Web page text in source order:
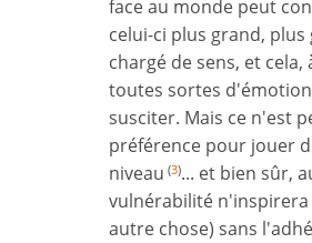
face au monde peut
celui-ci plus grand, plus
chargé de sens, et
toutes sortes
susciter. Mais ce n'est
préférence pour jouer
niveau (3)... et bien sûr,
vulnérabilité n'inspirera
autre chose) sans